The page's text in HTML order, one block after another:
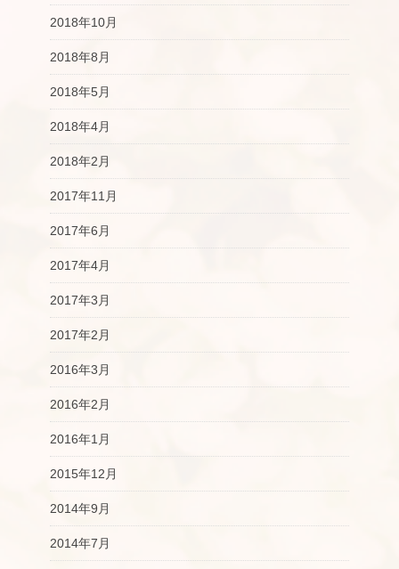
2018年10月
2018年8月
2018年5月
2018年4月
2018年2月
2017年11月
2017年6月
2017年4月
2017年3月
2017年2月
2016年3月
2016年2月
2016年1月
2015年12月
2014年9月
2014年7月